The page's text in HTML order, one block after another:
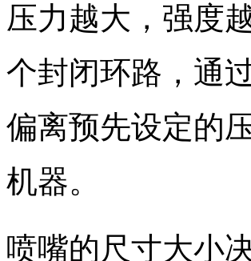
压力越大，强度
个封闭环路，通
偏离预先设定的
机器。
喷嘴的尺寸大小